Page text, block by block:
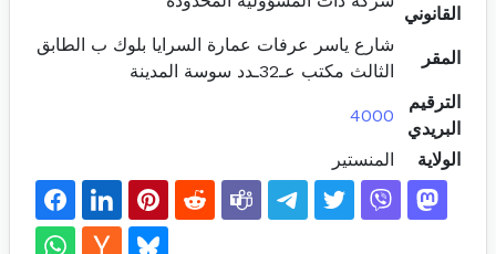
القانوني
المقر
شارع ياسر عرفات عمارة السرايا بلوك ب الطابق
الثالث مكتب عـ32ـدد سوسة المدينة
الترقيم
البريدي
4000
الولاية المنستير